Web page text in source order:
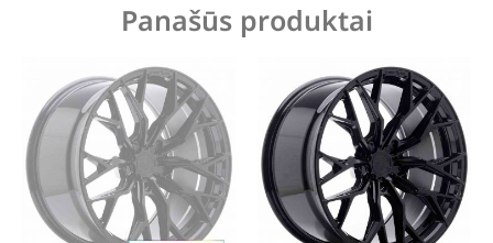
Panašūs produktai